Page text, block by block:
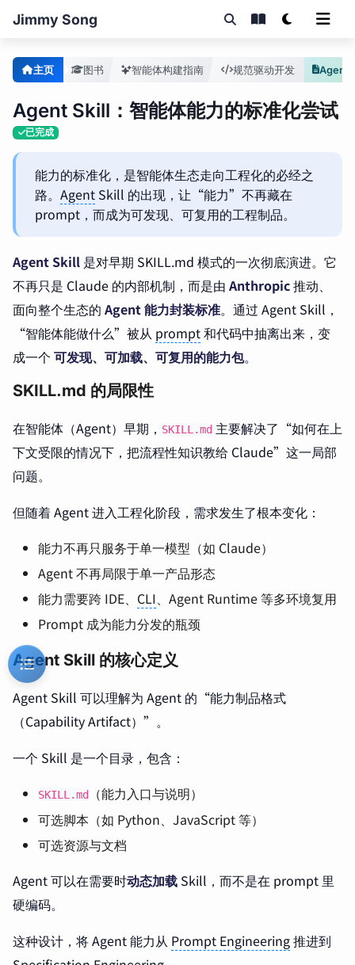
Jimmy Song
主页 图书 智能体构建指南 规范驱动开发 Agent
Agent Skill：智能体能力的标准化尝试
已完成
能力的标准化，是智能体生态走向工程化的必经之
路。 Agent Skill 的出现，让“能力”不再藏在
prompt，而成为可发现、可复用的工程制品。
Agent Skill 是对早期 SKILL.md 模式的一次彻底演进。它
不再只是 Claude 的内部机制，而是由 Anthropic推动、
面向整个生态的 Agent 能力封装标准。通过 Agent Skill，
“智能体能做什么”被从 prompt和代码中抽离出来，变
成一个 可发现、可加载、可复用的能力包。
SKILL.md 的局限性
在智能体（Agent）早期， SKILL.md 主要解决了“如何在上
下文受限的情况下，把流程性知识教给 Claude”这一局部
问题。
但随着 Agent 进入工程化阶段，需求发生了根本变化：
能力不再只服务于单一模型（如 Claude）
Agent 不再局限于单一产品形态
能力需要跨 IDE、 CLI 、Agent Runtime 等多环境复用
Prompt 成为能力分发的瓶颈
Agent Skill 的核心定义
Agent Skill 可以理解为 Agent 的“能力制品格式
（Capability Artifact）”。
一个 Skill 是一个目录，包含：
SKILL.md
（能力入口与说明）
可选脚本（如 Python、JavaScript 等）
可选资源与文档
Agent 可以在需要时动态加载 Skill，而不是在 prompt 里
硬编码。
这种设计，将 Agent 能力从 Prompt Engineering推进到